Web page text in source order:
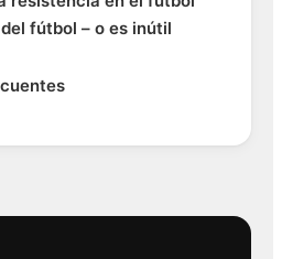
fútbol – o es inútil